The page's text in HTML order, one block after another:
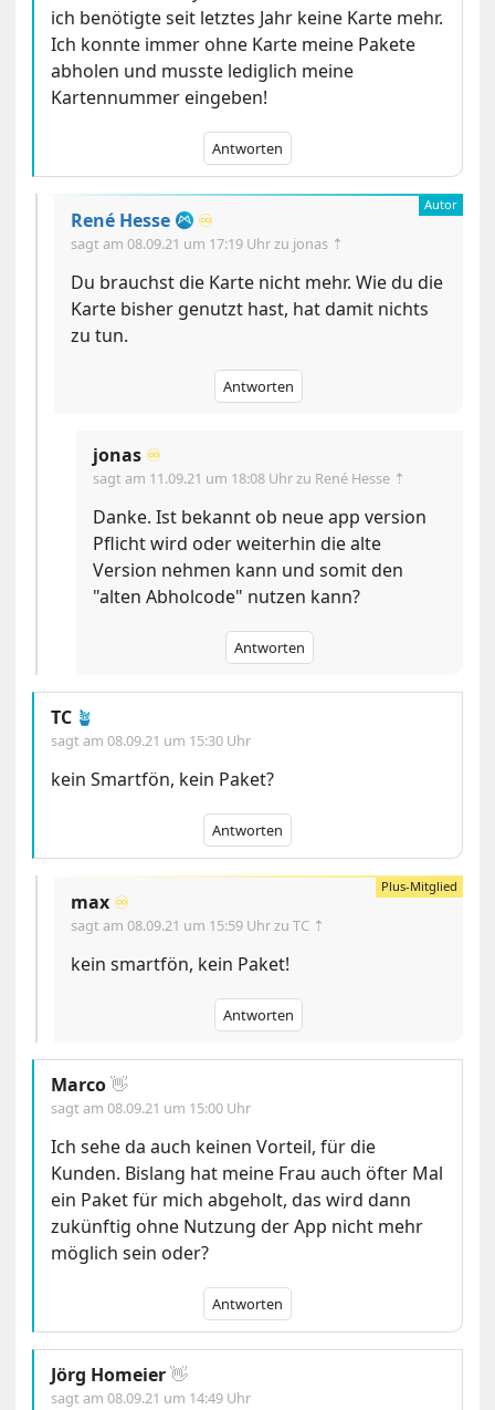
ich benötigte seit letztes Jahr keine Karte mehr.
Ich konnte immer ohne Karte meine Pakete
abholen und musste lediglich meine
Kartennummer eingeben!
Antworten
René Hesse ♾️
sagt am08.09.21 um 17:19 Uhrzu jonas ⇡
Du brauchst die Karte nicht mehr. Wie du die
Karte bisher genutzt hast, hat damit nichts
zu tun.
Antworten
jonas ♾️
sagt am 11.09.21 um 18:08 Uhrzu René Hesse ⇡
Danke. Ist bekannt ob neue app version
Pflicht wird oder weiterhin die alte
Version nehmen kann und somit den
"alten Abholcode" nutzen kann?
Antworten
TC 🪴
sagt am08.09.21 um 15:30 Uhr
kein Smartfön, kein Paket?
Antworten
max ♾️
sagt am08.09.21 um 15:59 Uhrzu TC ⇡
kein smartfön, kein Paket!
Antworten
Marco👋
sagt am08.09.21 um 15:00 Uhr
Ich sehe da auch keinen Vorteil, für die
Kunden. Bislang hat meine Frau auch öfter Mal
ein Paket für mich abgeholt, das wird dann
zukünftig ohne Nutzung der App nicht mehr
möglich sein oder?
Antworten
Jörg Homeier👋
sagt am08.09.21 um 14:49 Uhr